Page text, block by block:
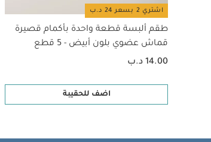
اشتري 2 بسعر 24 د.ب
طقم ألبسة قطعة واحدة بأكمام قصيرة
قماش عضوي بلون أبيض - 5 قطع
14.00 د.ب
اضف للحقيبة